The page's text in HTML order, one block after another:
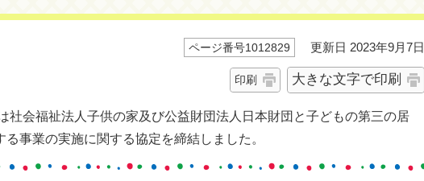
ページ番号1012829 更新日 2023年9月7日
印刷 大きな文字で印刷
会福祉法人子供の家及び公益財団法人日本財団と子どもの第三の居
事業の実施に関する協定を締結しました。